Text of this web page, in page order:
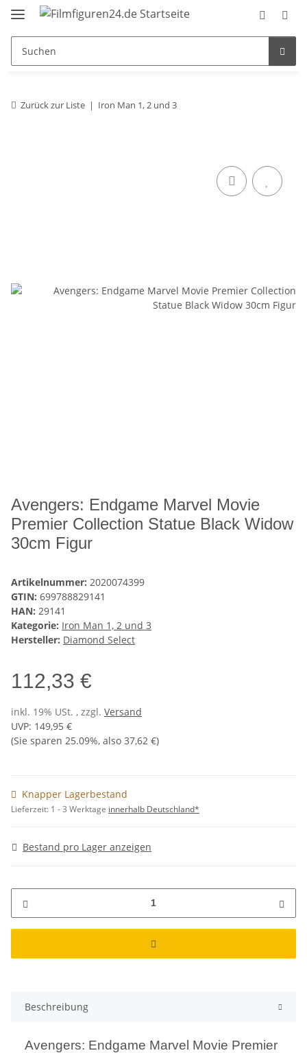
Zurück zur Liste Iron Man 1, 2 und 3
Avengers: Endgame Marvel Movie
Premier Collection Statue Black Widow
30cm Figur
Artikelnummer: 2020074399
GTIN: 699788829141
HAN: 29141
Kategorie: Iron Man 1, 2 und 3
Hersteller: Diamond Select
112,33 €
inkl. 19% USt. , zzgl. Versand
UVP: 149,95 €
(Sie sparen 25.09%, also 37,62 €)
Knapper Lagerbestand
Lieferzeit: 1 - 3 Werktage innerhalb Deutschland*
Bestand pro Lager anzeigen
Beschreibung
Avengers: Endgame Marvel Movie Premier